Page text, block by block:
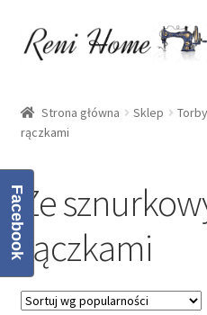
Przejdź
do
Przejdź
do
Kontakt
Koszyk
Moje konto
O mnie
Strona główna Sklep
rączkami
Ze
rączkami
Facebook